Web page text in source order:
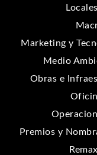
Marketing y
Medio
Obras e
Premios y
Remax